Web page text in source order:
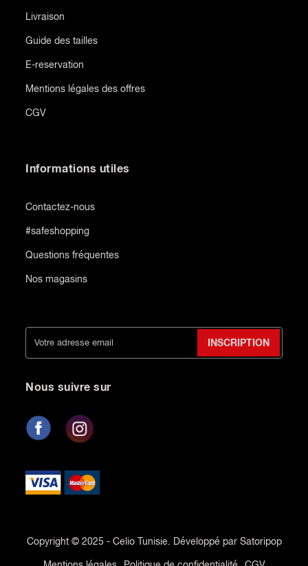
Livraison
Guide des tailles
E-reservation
Mentions légales des offres
CGV
Informations utiles
Contactez-nous
#safeshopping
Questions fréquentes
Nos magasins
INSCRIPTION
Nous suivre sur
Copyright © 2025 - Celio Tunisie. Développé par Satoripop